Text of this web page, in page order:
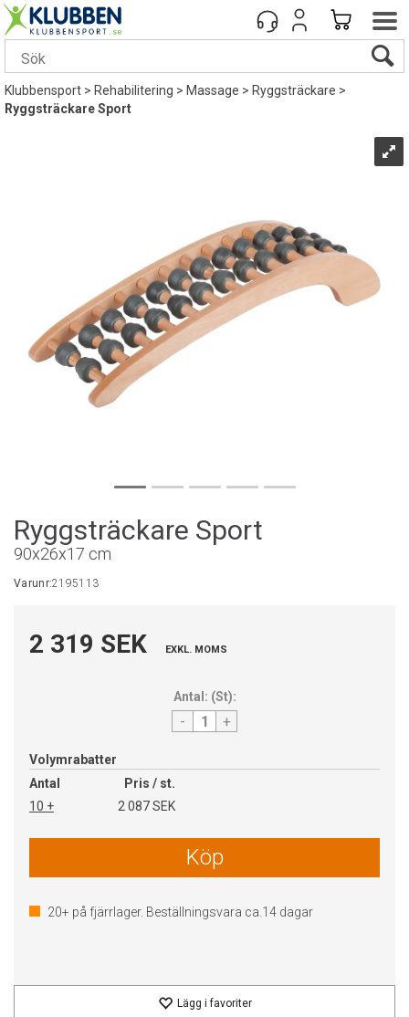
Klubbensport>Rehabilitering>Massage>Ryggsträckare>
Ryggsträckare Sport
Ryggsträckare Sport
90x26x17 cm
Varunr:2195113
2 319 SEK EXKL. MOMS
Antal: (St):
- +
Volymrabatter
Antal
Pris / st.
10 +
2 087 SEK
Köp
20+ på fjärrlager. Beställningsvara ca. 14 dagar
Lägg i favoriter